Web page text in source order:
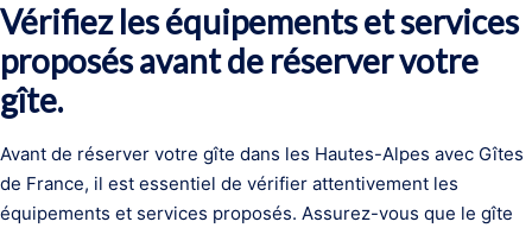
Vérifiez les équipements et services
proposés avant de réserver votre
gîte.
Avant de réserver votre gîte dans les Hautes-Alpes avec Gîtes
de France, il est essentiel de vérifier attentivement les
équipements et services proposés. Assurez-vous que le gîte